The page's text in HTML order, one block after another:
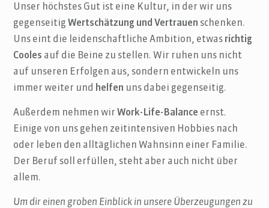
Unser höchstes Gut ist eine Kultur, in der wir uns
gegenseitigWertschätzung und Vertrauen schenken.
Uns eint die leidenschaftliche Ambition, etwas richtig
Cooles auf die Beine zu stellen. Wir ruhen uns nicht
auf unseren Erfolgen aus, sondern entwickeln uns
immer weiter und helfen uns dabei gegenseitig.
Außerdem nehmen wirWork-Life-Balance ernst.
Einige von uns gehen zeitintensiven Hobbies nach
oder leben den alltäglichen Wahnsinn einer Familie.
Der Beruf soll erfüllen, steht aber auch nicht über
allem.
Um dir einen groben Einblick in unsere Überzeugungen zu